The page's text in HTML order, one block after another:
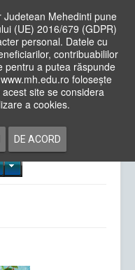
Mehedinti pune
(UE) 2016/679 (GDPR)
personal. Datele cu
contribuabililor
pentru a putea răspunde
folosește
site se considera
a cookies.
DE ACORD